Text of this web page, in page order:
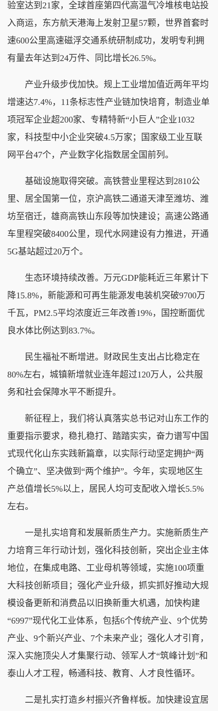
验室达到21家，全球首座第四代高温气冷堆核电站投
入商运，东方航天港海上发射卫星57颗，世界首套时
速600公里高速磁浮交通系统研制成功，发明专利拥
有量去年达到24万件、同比增长26.5%。
产业升级步伐加快。规上工业增加值近两年平均
增速达7.4%，11条标志性产业链加快培育，制造业单
项冠军企业超200家、专精特新“小巨人”企业1032
家，科技型中小企业突破4.5万家；国家级工业互联
网平台47个，产业数字化指数居全国前列。
基础设施取得突破。高铁营业里程达到2810公
里、居全国第一位，京沪高铁二通道天津至潍坊、潍
坊至宿迁，雄商高铁山东段等加快建设；高速公路通
车里程突破8400公里，现代水网建设有力推进，开通
5G基站超过20万个。
生态环境持续改善。万元GDP能耗近三年累计下
降15.8%，新能源和可再生能源发电装机突破9700万
千瓦，PM2.5平均浓度近三年改善19%，国控断面优
良水体比例达到83.7%。
民生福祉不断增进。财政民生支出占比稳定在
80%左右，城镇新增就业连年超过120万人，公共服
务和社会保障水平不断提升。
新征程上，我们将认真落实总书记对山东工作的
重要指示要求，稳扎稳打、踏踏实实，奋力谱写中国
式现代化山东实践新篇章，以实际行动坚定拥护“两
个确立”、坚决做到“两个维护”。今年，实现地区生
产总值增长5%以上，居民人均可支配收入增长5.5%
左右。
一是扎实培育和发展新质生产力。实施新质生产
力培育三年行动计划，强化科技创新，突出企业主体
地位，在集成电路、工业母机等领域，实施100项重
大科技创新项目；强化产业升级，抓实抓好推动大规
模设备更新和消费品以旧换新重大机遇，加快构建
“6997”现代化工业体系，包括6个传统产业、9个优势
产业、9个新兴产业、7个未来产业；强化人才引育，
深入实施顶尖人才集聚行动、领军人才“筑峰计划”和
泰山人才工程，畅通科技、教育、人才良性循环。
二是扎实打造乡村振兴齐鲁样板。加快建设宜居